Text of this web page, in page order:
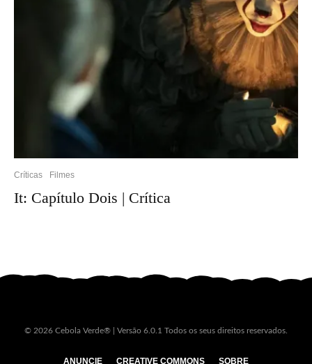
Críticas Filmes
It: Capítulo Dois | Crítica
© 2026 Cebola Verde® | Versão 6.0.1 Todos os seus direitos reservados.
ANUNCIE CREATIVE COMMONS SOBRE